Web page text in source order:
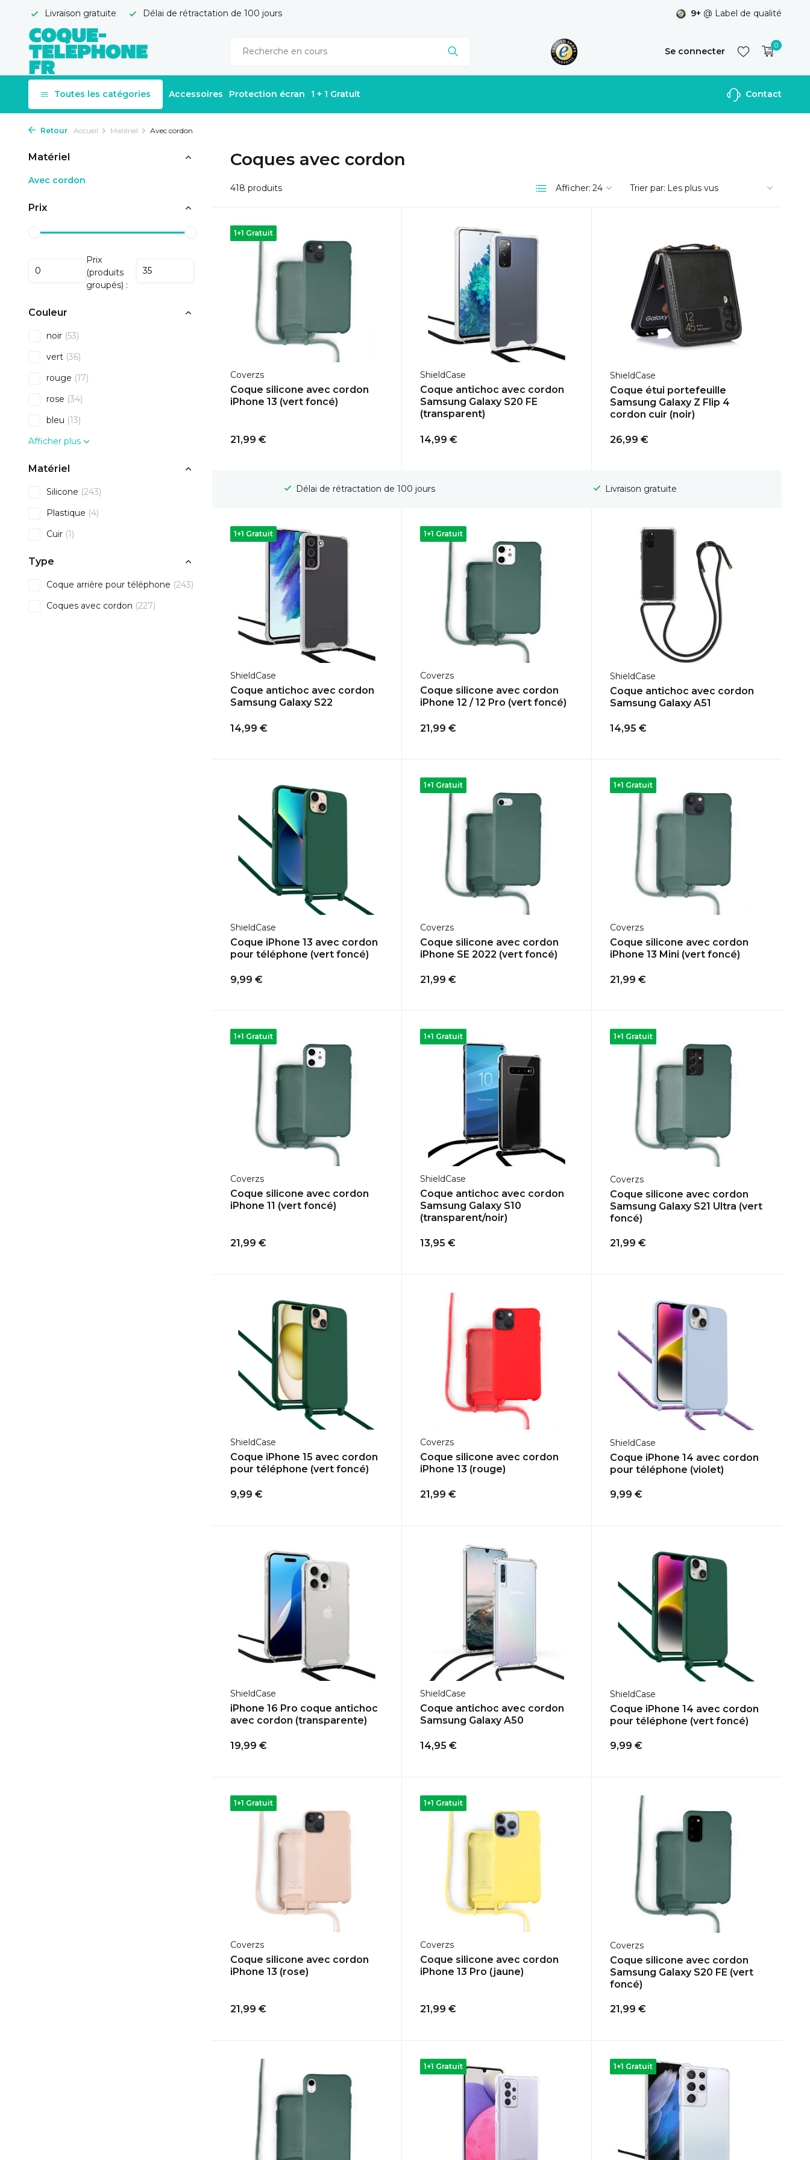
Livraison gratuite Délai de rétractation de 100 jours 9+ @ Label de qualité
Se connecter
S'inscrire
0
Toutes les catégories Accessoires Protection écran 1 + 1 Gratuit Contact
Retour Accueil Matériel Avec cordon
Matériel
Avec cordon
Prix
Prix
(produits
groupés) :
Couleur
noir (53)
vert (36)
rouge (17)
rose (34)
bleu (13)
Afficher plus
Matériel
Silicone (243)
Plastique (4)
Cuir (1)
Type
Coque arrière pour téléphone (243)
Coques avec cordon (227)
Coques avec cordon
418 produits Afficher: Trier par:
1+1 Gratuit
Coverzs
Coque silicone avec cordon
iPhone 13 (vert foncé)
21,99 €
ShieldCase
Coque antichoc avec cordon
Samsung Galaxy S20 FE
(transparent)
14,99 €
ShieldCase
Coque étui portefeuille
Samsung Galaxy Z Flip 4
cordon cuir (noir)
26,99 €
Délai de rétractation de 100 jours Livraison gratuite Délai de rétractation de 100 jours
1+1 Gratuit
ShieldCase
Coque antichoc avec cordon
Samsung Galaxy S22
14,99 €
1+1 Gratuit
Coverzs
Coque silicone avec cordon
iPhone 12 / 12 Pro (vert foncé)
21,99 €
ShieldCase
Coque antichoc avec cordon
Samsung Galaxy A51
14,95 €
ShieldCase
Coque iPhone 13 avec cordon
pour téléphone (vert foncé)
9,99 €
1+1 Gratuit
Coverzs
Coque silicone avec cordon
iPhone SE 2022 (vert foncé)
21,99 €
1+1 Gratuit
Coverzs
Coque silicone avec cordon
iPhone 13 Mini (vert foncé)
21,99 €
1+1 Gratuit
Coverzs
Coque silicone avec cordon
iPhone 11 (vert foncé)
21,99 €
1+1 Gratuit
ShieldCase
Coque antichoc avec cordon
Samsung Galaxy S10
(transparent/noir)
13,95 €
1+1 Gratuit
Coverzs
Coque silicone avec cordon
Samsung Galaxy S21 Ultra (vert
foncé)
21,99 €
ShieldCase
Coque iPhone 15 avec cordon
pour téléphone (vert foncé)
9,99 €
Coverzs
Coque silicone avec cordon
iPhone 13 (rouge)
21,99 €
ShieldCase
Coque iPhone 14 avec cordon
pour téléphone (violet)
9,99 €
ShieldCase
iPhone 16 Pro coque antichoc
avec cordon (transparente)
19,99 €
ShieldCase
Coque antichoc avec cordon
Samsung Galaxy A50
14,95 €
ShieldCase
Coque iPhone 14 avec cordon
pour téléphone (vert foncé)
9,99 €
1+1 Gratuit
Coverzs
Coque silicone avec cordon
iPhone 13 (rose)
21,99 €
1+1 Gratuit
Coverzs
Coque silicone avec cordon
iPhone 13 Pro (jaune)
21,99 €
Coverzs
Coque silicone avec cordon
Samsung Galaxy S20 FE (vert
foncé)
21,99 €
1+1 Gratuit 1+1 Gratuit